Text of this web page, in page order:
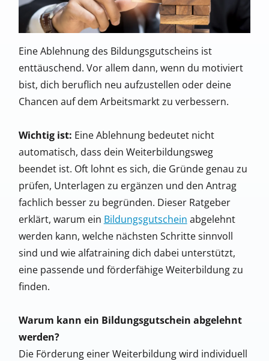
Eine Ablehnung des Bildungsgutscheins ist
enttäuschend. Vor allem dann, wenn du motiviert
bist, dich beruflich neu aufzustellen oder deine
Chancen auf dem Arbeitsmarkt zu verbessern.
Wichtig ist: Eine Ablehnung bedeutet nicht
automatisch, dass dein Weiterbildungsweg
beendet ist. Oft lohnt es sich, die Gründe genau zu
prüfen, Unterlagen zu ergänzen und den Antrag
fachlich besser zu begründen. Dieser Ratgeber
erklärt, warum ein Bildungsgutschein abgelehnt
werden kann, welche nächsten Schritte sinnvoll
sind und wie alfatraining dich dabei unterstützt,
eine passende und förderfähige Weiterbildung zu
finden.
Warum kann ein Bildungsgutschein abgelehnt
werden?
Die Förderung einer Weiterbildung wird individuell